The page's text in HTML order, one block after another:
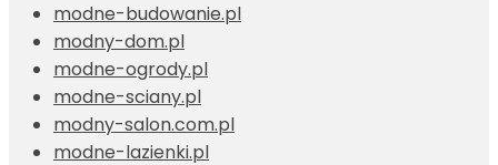
modne-budowanie.pl
modny-dom.pl
modne-ogrody.pl
modne-sciany.pl
modny-salon.com.pl
modne-lazienki.pl